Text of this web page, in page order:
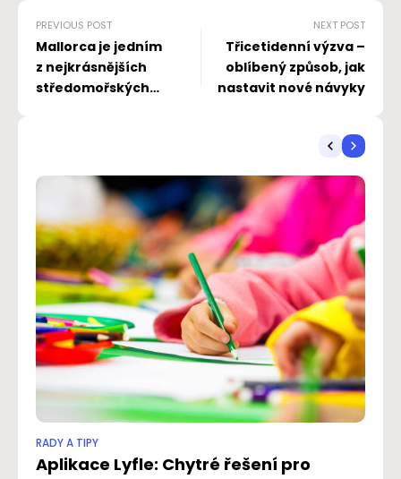
PREVIOUS POST
Mallorca je jedním
z nejkrásnějších
středomořských
NEXT POST
Třicetidenní výzva –
oblíbený způsob, jak
nastavit nové návyky
RADY A TIPY
Aplikace Lyfle: Chytré řešení pro